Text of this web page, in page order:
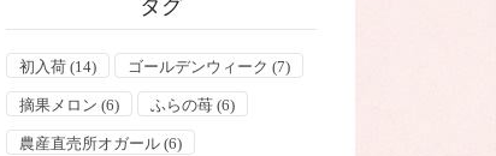
タグ
初入荷 (14) ゴールデンウィーク (7)
摘果メロン (6) ふらの苺 (6)
農産直売所オガール (6)